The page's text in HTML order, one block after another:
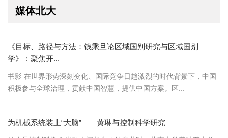
媒体北大
《目标、路径与方法：钱乘旦论区域国别研究与区域国别
学》：聚焦开...
书影 在世界形势深刻变化、国际竞争日趋激烈的时代背景下，中国
积极参与全球治理，贡献中国智慧，提供中国方案。区...
为机械系统装上“大脑”——黄琳与控制科学研究